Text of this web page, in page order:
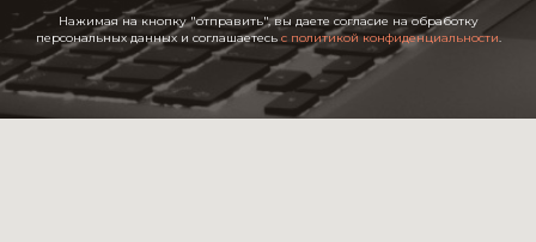
Нажимая на кнопку "отправить", вы даете согласие на обработку
персональных данных и соглашаетесь c политикой конфиденциальности.